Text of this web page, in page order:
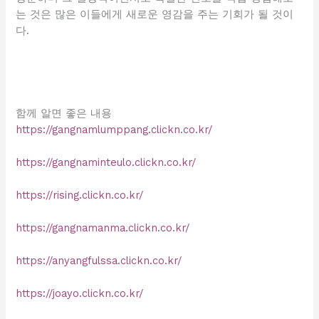
는 것은 많은 이들에게 새로운 영감을 주는 기회가 될 것이
다.
함께 알면 좋은 내용
https://gangnamlumppang.clickn.co.kr/
https://gangnaminteulo.clickn.co.kr/
https://rising.clickn.co.kr/
https://gangnamanma.clickn.co.kr/
https://anyangfulssa.clickn.co.kr/
https://joayo.clickn.co.kr/